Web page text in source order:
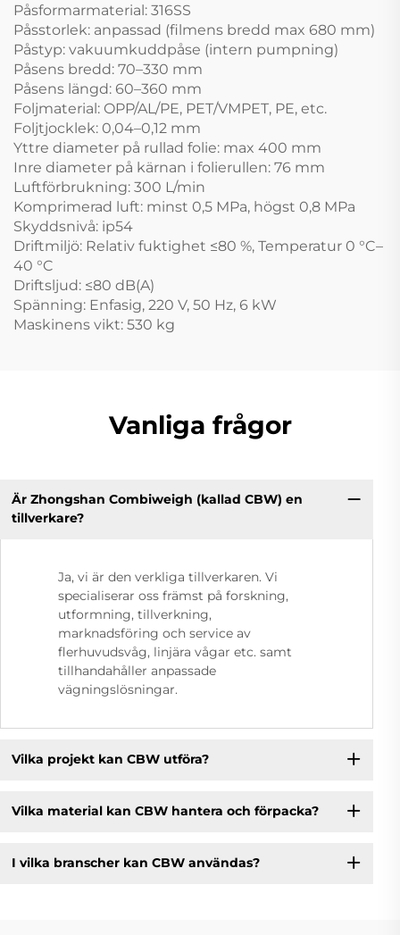
Påsformarmaterial: 316SS
Påsstorlek: anpassad (filmens bredd max 680 mm)
Påstyp: vakuumkuddpåse (intern pumpning)
Påsens bredd: 70–330 mm
Påsens längd: 60–360 mm
Foljmaterial: OPP/AL/PE, PET/VMPET, PE, etc.
Foljtjocklek: 0,04–0,12 mm
Yttre diameter på rullad folie: max 400 mm
Inre diameter på kärnan i folierullen: 76 mm
Luftförbrukning: 300 L/min
Komprimerad luft: minst 0,5 MPa, högst 0,8 MPa
Skyddsnivå: ip54
Driftmiljö: Relativ fuktighet ≤80 %, Temperatur 0 °C–
40 °C
Driftsljud: ≤80 dB(A)
Spänning: Enfasig, 220 V, 50 Hz, 6 kW
Maskinens vikt: 530 kg
Vanliga frågor
Är Zhongshan Combiweigh (kallad CBW) en
tillverkare?
Ja, vi är den verkliga tillverkaren. Vi
specialiserar oss främst på forskning,
utformning, tillverkning,
marknadsföring och service av
flerhuvudsvåg, linjära vågar etc. samt
tillhandahåller anpassade
vägningslösningar.
Vilka projekt kan CBW utföra?
Vilka material kan CBW hantera och förpacka?
I vilka branscher kan CBW användas?